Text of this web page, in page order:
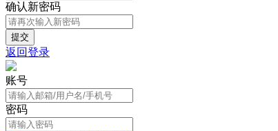
确认新密码
返回登录
账号
密码